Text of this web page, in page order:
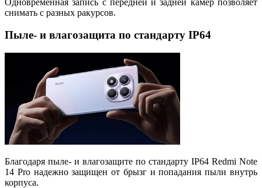
снимать с разных ракурсов.
Пыле- и влагозащита по стандарту IP64
Благодаря пыле- и влагозащите по стандарту IP64 Redmi Note
14 Pro надежно защищен от брызг и попадания пыли внутрь
корпуса.